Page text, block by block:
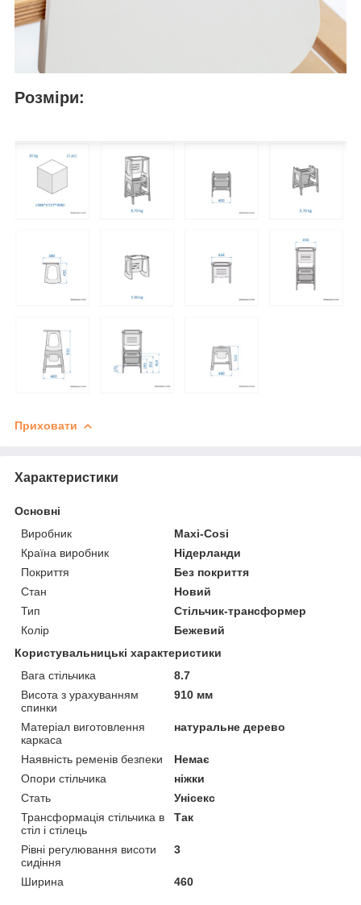
Розміри:
Приховати
Характеристики
Основні
Виробник
Maxi-Cosi
Країна виробник
Нідерланди
Покриття
Без покриття
Стан
Новий
Тип
Стільчик-трансформер
Колір
Бежевий
Користувальницькі характеристики
Вага стільчика
8.7
Висота з урахуванням
спинки
910 мм
Матеріал виготовлення
каркаса
натуральне дерево
Наявність ременів безпеки
Немає
Опори стільчика
ніжки
Стать
Унісекс
Трансформація стільчика в
стіл і стілець
Так
Рівні регулювання висоти
сидіння
3
Ширина 460